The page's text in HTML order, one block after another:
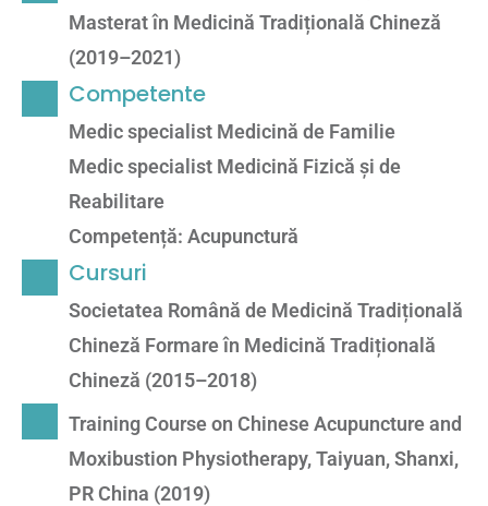
Masterat în Medicină Tradițională Chineză
(2019–2021)
Competente
Medic specialist Medicină de Familie
Medic specialist Medicină Fizică și de
Reabilitare
Competență: Acupunctură
Cursuri
Societatea Română de Medicină Tradițională
Chineză Formare în Medicină Tradițională
Chineză (2015–2018)
Training Course on Chinese Acupuncture and
Moxibustion Physiotherapy, Taiyuan, Shanxi,
PR China (2019)